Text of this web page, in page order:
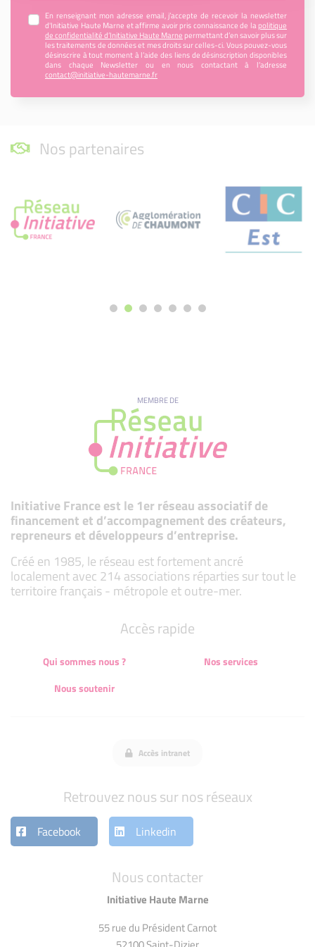
En renseignant mon adresse email, j’accepte de recevoir la newsletter
d'Initiative Haute Marne et affirme avoir pris connaissance de la politique
de confidentialité d’Initiative Haute Marne permettant d’en savoir plus sur
les traitements de données et mes droits sur celles-ci. Vous pouvez-vous
désinscrire à tout moment à l’aide des liens de désinscription disponibles
dans chaque Newsletter ou en nous contactant à l’adresse
contact@initiative-hautemarne.fr
Nos partenaires
MEMBRE DE
Initiative France est le 1er réseau associatif de
financement et d’accompagnement des créateurs,
repreneurs et développeurs d’entreprise.
Créé en 1985, le réseau est fortement ancré
localement avec 214 associations réparties sur tout le
territoire français - métropole et outre-mer.
Nous contacter
Initiative Haute Marne
55 rue du Président Carnot
Accès rapide
Qui sommes nous ?
Nos services
Nous soutenir
Accès intranet
Retrouvez nous sur nos réseaux
Facebook Linkedin